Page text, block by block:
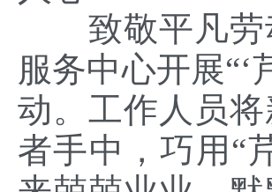
致敬平凡
服务中心开展“‘
动。工作人员
者手中，巧用“